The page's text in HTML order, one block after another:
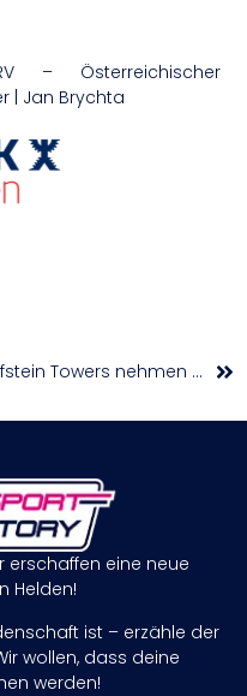
– Österreichischer
| Jan Brychta
Kufstein Towers nehmen Wildcard für win2day Basketball Superliga-Saison 2026/27 an
erschaffen eine neue
Helden!
ist – erzähle der
wollen, dass deine
werden!